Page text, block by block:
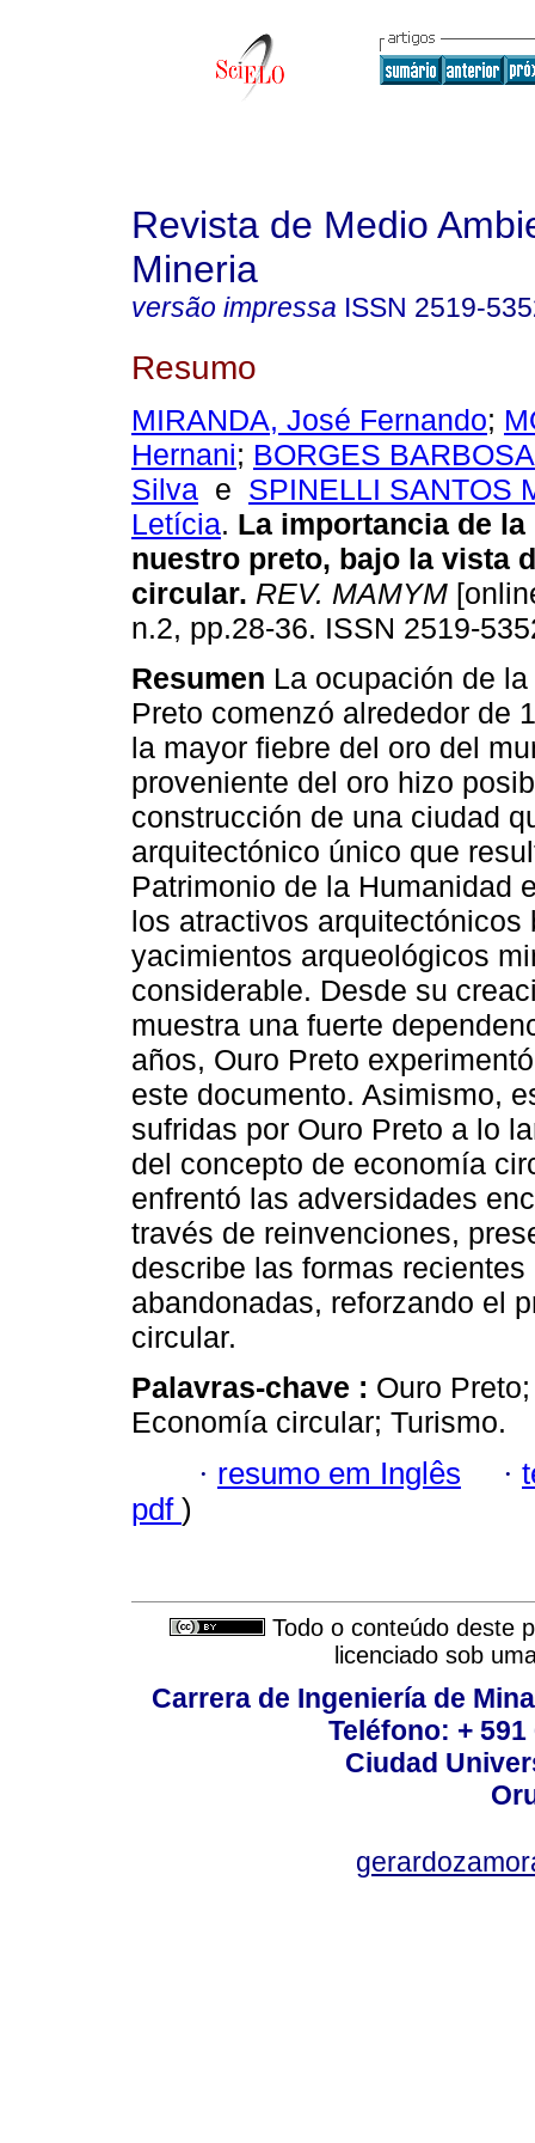
Revista de Medio
Mineria
versão impressa ISSN 2519-
Resumo
MIRANDA, José Fernando;
Hernani; BORGES
Silva e SPINELLI SANTOS
Letícia. La importancia de
nuestro preto, bajo la vista
circular. REV. MAMYM
n.2, pp.28-36. ISSN 2519-
Resumen La ocupación de
Preto comenzó alrededor de
la mayor fiebre del oro del
proveniente del oro hizo
construcción de una ciudad
arquitectónico único que
Patrimonio de la Humanidad
los atractivos
yacimientos arqueológicos
considerable. Desde su
muestra una fuerte
años, Ouro Preto
este documento. Asimismo,
sufridas por Ouro Preto a lo
del concepto de economía
enfrentó las adversidades
través de reinvenciones,
describe las formas
abandonadas, reforzando el
circular.
Palavras-chave : Ouro
Economía circular; Turismo.
· resumo em Inglês ·
pdf )
Todo o conteúdo deste
licenciado sob
Carrera de Ingeniería de
Teléfono: + 591
Ciudad